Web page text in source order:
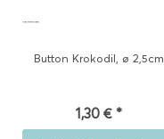
Button Krokodil, ø 2,5cm
1,30 € *